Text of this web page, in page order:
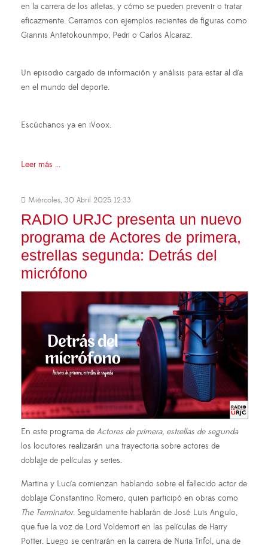
en la carrera de los atletas, y cómo se pueden prevenir o tratar
eficazmente. Cerramos con ejemplos recientes de figuras como
Giannis Antetokounmpo, Pedri o Carlos Alcaraz.
Un episodio cargado de información y análisis para estar al día
en el mundo del deporte.
Escúchanos ya en iVoox.
Leer más ...
Miércoles, 30 Abril 2025 12:33
RADIO URJC presenta un nuevo
programa de Actores de primera,
estrellas segunda: Detrás del
micrófono
En este programa de Actores de primera, estrellas de segunda
los locutores realizarán una trayectoria sobre actores de
doblaje de películas y series.
Martina y Lucía comienzan hablando sobre el fallecido actor de
doblaje Constantino Romero, quien participó en obras como
The Terminator. Seguidamente hablarán de José Luis Angulo,
que fue la voz de Lord Voldemort en las películas de Harry
Potter. Luego se centrarán en la carrera de Nuria Trifol, una de